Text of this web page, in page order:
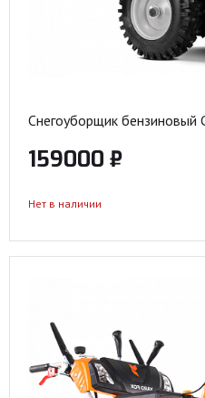
Снегоуборщик бензиновый
159000 ₽
Нет в наличии